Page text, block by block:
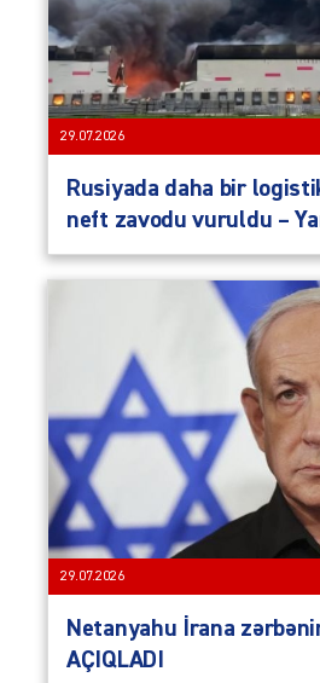
29.07.2026
Rusiyada daha bir
neft zavodu vuruldu –
29.07.2026
Netanyahu İrana
AÇIQLADI